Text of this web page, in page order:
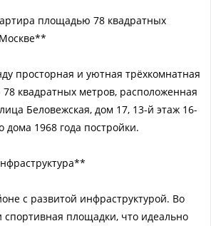
площадью 78 квадратных
просторная и уютная трёхкомнатная
квадратных метров, расположенная
Беловежская, дом 17, 13-й этаж 16-
дома 1968 года постройки.
с развитой инфраструктурой. Во
спортивная площадки, что идеально